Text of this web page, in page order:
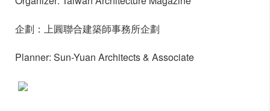
企劃：上圓聯合建築師事務所企劃
Planner: Sun-Yuan Architects & Associate